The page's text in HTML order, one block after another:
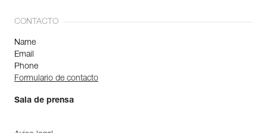
CONTACTO
Name
Email
Phone
Formulario de contacto
Sala de prensa